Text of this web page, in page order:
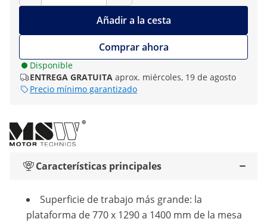
Añadir a la cesta
Comprar ahora
Disponible
ENTREGA GRATUITA aprox. miércoles, 19 de agosto
Precio mínimo garantizado
Características principales
Superficie de trabajo más grande: la
plataforma de 770 x 1290 a 1400 mm de la mesa